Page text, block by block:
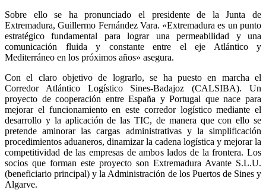
Sobre ello se ha pronunciado el presidente de la Junta de
Extremadura, Guillermo Fernández Vara. «Extremadura es un punto
estratégico fundamental para lograr una permeabilidad y una
comunicación fluida y constante entre el eje Atlántico y
Mediterráneo en los próximos años» asegura.
Con el claro objetivo de lograrlo, se ha puesto en marcha el
Corredor Atlántico Logístico Sines-Badajoz (CALSIBA). Un
proyecto de cooperación entre España y Portugal que nace para
mejorar el funcionamiento en este corredor logístico mediante el
desarrollo y la aplicación de las TIC, de manera que con ello se
pretende aminorar las cargas administrativas y la simplificación
procedimientos aduaneros, dinamizar la cadena logística y mejorar la
competitividad de las empresas de ambos lados de la frontera. Los
socios que forman este proyecto son Extremadura Avante S.L.U.
(beneficiario principal) y la Administración de los Puertos de Sines y
Algarve.